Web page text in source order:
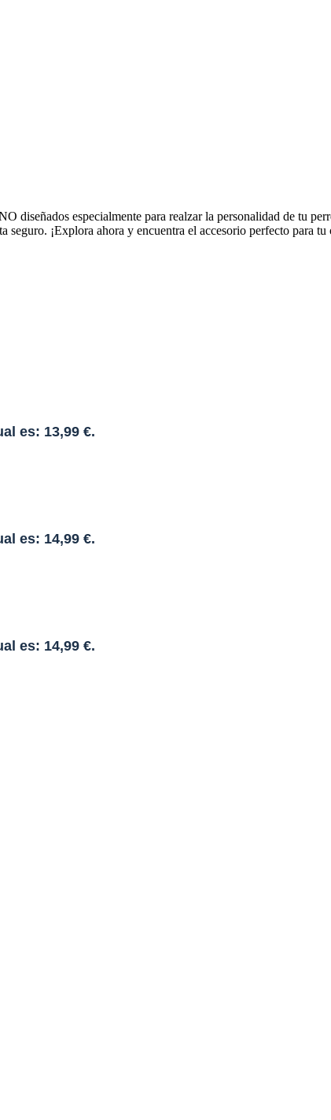
diseñados especialmente para realzar la personalidad de tu
seguro. ¡Explora ahora y encuentra el accesorio perfecto para tu
es: 13,99 €.
es: 14,99 €.
es: 14,99 €.